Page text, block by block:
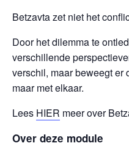
Betzavta zet niet het
Door het dilemma te
verschillende
verschil, maar beweegt er
maar met elkaar.
Lees HIER meer over
Over deze module